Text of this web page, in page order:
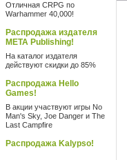
Отличная CRPG по
Warhammer 40,000!
Распродажа издателя
META Publishing!
На каталог издателя
действуют скидки до 85%
Распродажа Hello
Games!
В акции участвуют игры No
Man's Sky, Joe Danger и The
Last Campfire
Распродажа Kalypso!